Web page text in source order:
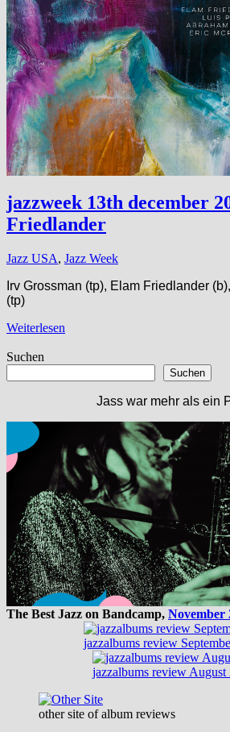
jazzweek 13th december
Friedlander
Jazz USA, Jazz Week
Irv Grossman (tp), Elam Friedlander
(tp)
Weiterlesen
Suchen
Suchen
Jass war mehr als ein
The Best Jazz on Bandcamp, November
jazzalbums review
jazzalbums review August
other site of album reviews